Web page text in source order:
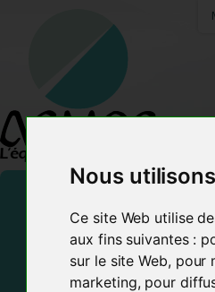
Nous
Ce site Web utilise
aux fins suivantes :
sur le site Web, pour
marketing, pour